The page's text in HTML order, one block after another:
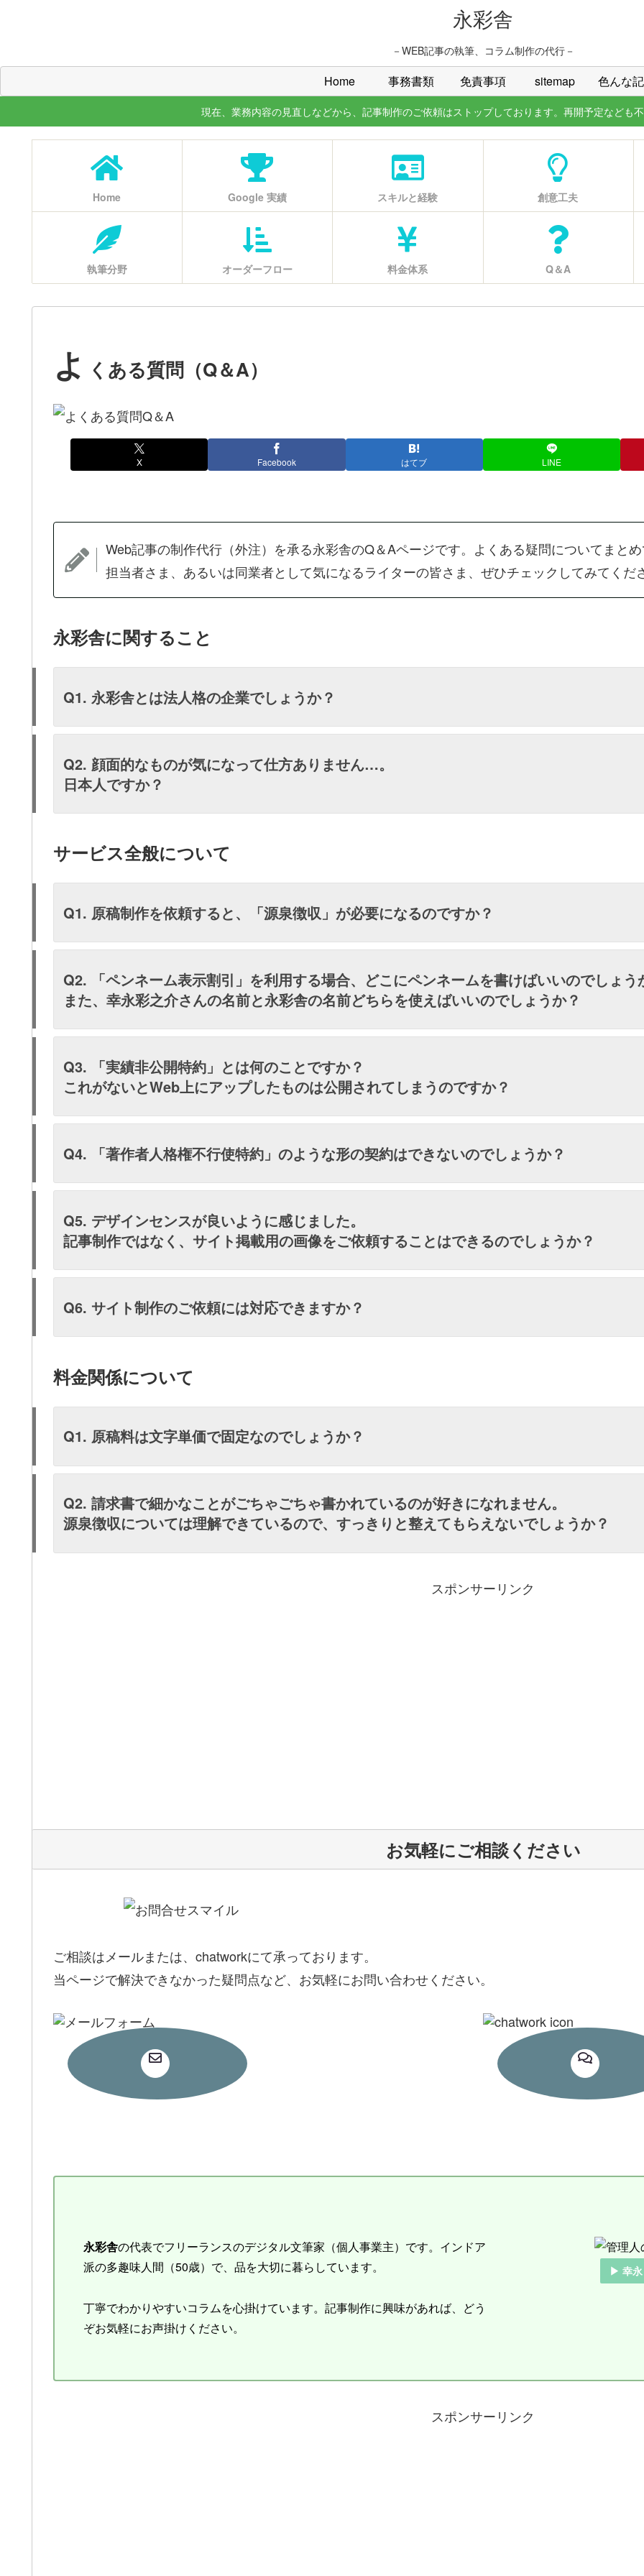
永彩舎
－WEB記事の執筆、コラム制作の代行－
Home 事務書類 免責事項 sitemap 色んな
現在、業務内容の見直しなどから、記事制作のご依頼はストップしております。再開予定なども
Home Google 実績 スキルと経験 創意工夫
執筆分野 オーダーフロー 料金体系 Q＆A
よ くある質問（Q＆A）
X Facebook はてブ LINE
Web記事の制作代行（外注）を承る永彩舎のQ＆Aページです。よくある疑問についてまと
担当者さま、あるいは同業者として気になるライターの皆さま、ぜひチェックしてみてくだ
永彩舎に関すること
Q1. 永彩舎とは法人格の企業でしょうか？
Q2. 顔面的なものが気になって仕方ありません…。
日本人ですか？
サービス全般について
Q1. 原稿制作を依頼すると、「源泉徴収」が必要になるのですか？
Q2. 「ペンネーム表示割引」を利用する場合、どこにペンネームを書けばいいのでしょう
また、幸永彩之介さんの名前と永彩舎の名前どちらを使えばいいのでしょうか？
Q3. 「実績非公開特約」とは何のことですか？
これがないとWeb上にアップしたものは公開されてしまうのですか？
Q4. 「著作者人格権不行使特約」のような形の契約はできないのでしょうか？
Q5. デザインセンスが良いように感じました。
記事制作ではなく、サイト掲載用の画像をご依頼することはできるのでしょうか？
Q6. サイト制作のご依頼には対応できますか？
料金関係について
Q1. 原稿料は文字単価で固定なのでしょうか？
Q2. 請求書で細かなことがごちゃごちゃ書かれているのが好きになれません。
源泉徴収については理解できているので、すっきりと整えてもらえないでしょうか？
スポンサーリンク
お気軽にご相談ください
ご相談はメールまたは、chatworkにて承っております。
当ページで解決できなかった疑問点など、お気軽にお問い合わせください。
永彩舎の代表でフリーランスのデジタル文筆家（個人事業主）です。インドア
派の多趣味人間（50歳）で、品を大切に暮らしています。
丁寧でわかりやすいコラムを心掛けています。記事制作に興味があれば、どう
ぞお気軽にお声掛けください。
▶ 幸永
スポンサーリンク